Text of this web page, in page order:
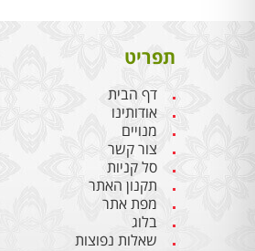
תפריט
דף הבית
אודותינו
מנויים
צור קשר
סל קניות
תקנון האתר
מפת אתר
בלוג
שאלות נפוצות